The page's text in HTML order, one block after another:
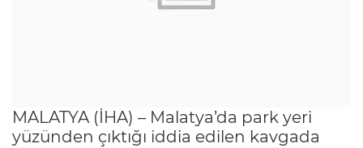
MALATYA (İHA) – Malatya’da park yeri
yüzünden çıktığı iddia edilen kavgada